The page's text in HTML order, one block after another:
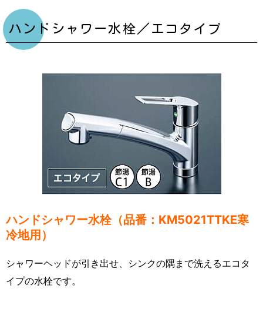
ハンドシャワー水栓／エコタイプ
ハンドシャワー水栓（品番：KM5021TTKE寒
冷地用）
シャワーヘッドが引き出せ、シンクの隅まで洗えるエコタ
イプの水栓です。